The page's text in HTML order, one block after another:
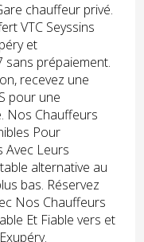
chauffeur privé.
VTC Seyssins
et
sans prépaiement.
recevez une
pour une
Nos Chauffeurs
Pour
Avec Leurs
alternative au
bas. Réservez
Nos Chauffeurs
Et Fiable vers et